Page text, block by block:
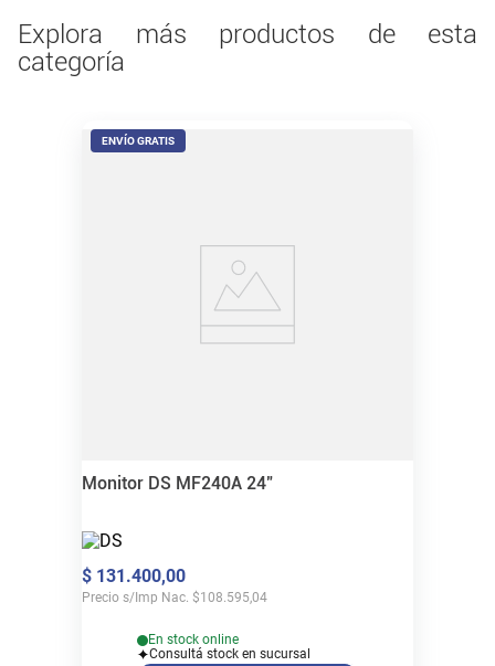
CL25FF IPS FHD 100Hz El ASRock Challenger
CL25FF es un monitor de 25 pulgadas con
resolución Full HD (1920×1080) y panel IPS ,
Explora más productos de esta
categoría
ENVÍO GRATIS
Monitor DS MF240A 24"
$ 131 .400,00
Precio s/Imp Nac. $108.595,04
En stock online
Consultá stock en sucursal